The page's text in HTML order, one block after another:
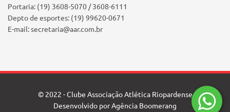
Portaria: (19) 3608-5070 / 3608-6111
Depto de esportes: (19) 99620-0671
E-mail: secretaria@aar.com.br
© 2022 - Clube Associação Atlética Riopardense
Desenvolvido porAgência Boomerang